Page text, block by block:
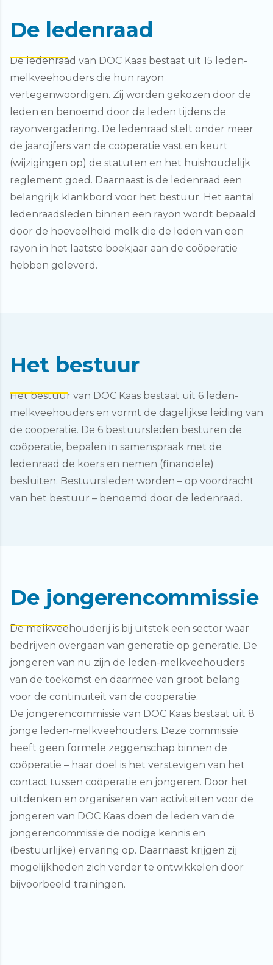
De ledenraad
De ledenraad van DOC Kaas bestaat uit 15 leden-
melkveehouders die hun rayon
vertegenwoordigen. Zij worden gekozen door de
leden en benoemd door de leden tijdens de
rayonvergadering. De ledenraad stelt onder meer
de jaarcijfers van de coöperatie vast en keurt
(wijzigingen op) de statuten en het huishoudelijk
reglement goed. Daarnaast is de ledenraad een
belangrijk klankbord voor het bestuur. Het aantal
ledenraadsleden binnen een rayon wordt bepaald
door de hoeveelheid melk die de leden van een
rayon in het laatste boekjaar aan de coöperatie
hebben geleverd.
Het bestuur
Het bestuur van DOC Kaas bestaat uit 6 leden-
melkveehouders en vormt de dagelijkse leiding van
de coöperatie. De 6 bestuursleden besturen de
coöperatie, bepalen in samenspraak met de
ledenraad de koers en nemen (financiële)
besluiten. Bestuursleden worden – op voordracht
van het bestuur – benoemd door de ledenraad.
De jongerencommissie
De melkveehouderij is bij uitstek een sector waar
bedrijven overgaan van generatie op generatie. De
jongeren van nu zijn de leden-melkveehouders
van de toekomst en daarmee van groot belang
voor de continuïteit van de coöperatie.
De jongerencommissie van DOC Kaas bestaat uit 8
jonge leden-melkveehouders. Deze commissie
heeft geen formele zeggenschap binnen de
coöperatie – haar doel is het verstevigen van het
contact tussen coöperatie en jongeren. Door het
uitdenken en organiseren van activiteiten voor de
jongeren van DOC Kaas doen de leden van de
jongerencommissie de nodige kennis en
(bestuurlijke) ervaring op. Daarnaast krijgen zij
mogelijkheden zich verder te ontwikkelen door
bijvoorbeeld trainingen.